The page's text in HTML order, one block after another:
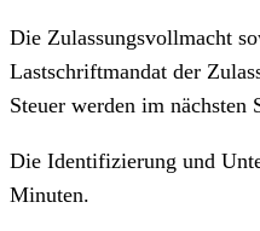
Die Zulassungsvollmacht
Lastschriftmandat der
Steuer werden im
Die Identifizierung und
Minuten.